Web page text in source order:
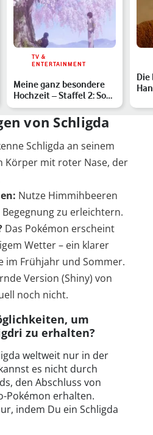
TV &
ENTERTAINMENT
Meine ganz besondere
Hochzeit – Staffel 2: So
geht der Netflix-An…
Die
von Schligda
Schligda an seinem
Körper mit roter Nase, der
Nutze Himmihbeeren
zu erleichtern.
Das Pokémon erscheint
Wetter – ein klarer
im Frühjahr und Sommer.
Version (Shiny) von
noch nicht.
um
zu erhalten?
weltweit nur in der
es nicht durch
den Abschluss von
Pokémon erhalten.
indem Du ein Schligda